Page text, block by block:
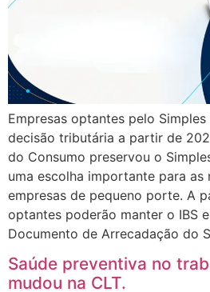
Empresas optantes pelo
decisão tributária a partir de
do Consumo preservou o
uma escolha importante para as
empresas de pequeno porte. A
optantes poderão manter o IBS
Documento de Arrecadação do
Saúde preventiva no
mudou na CLT.